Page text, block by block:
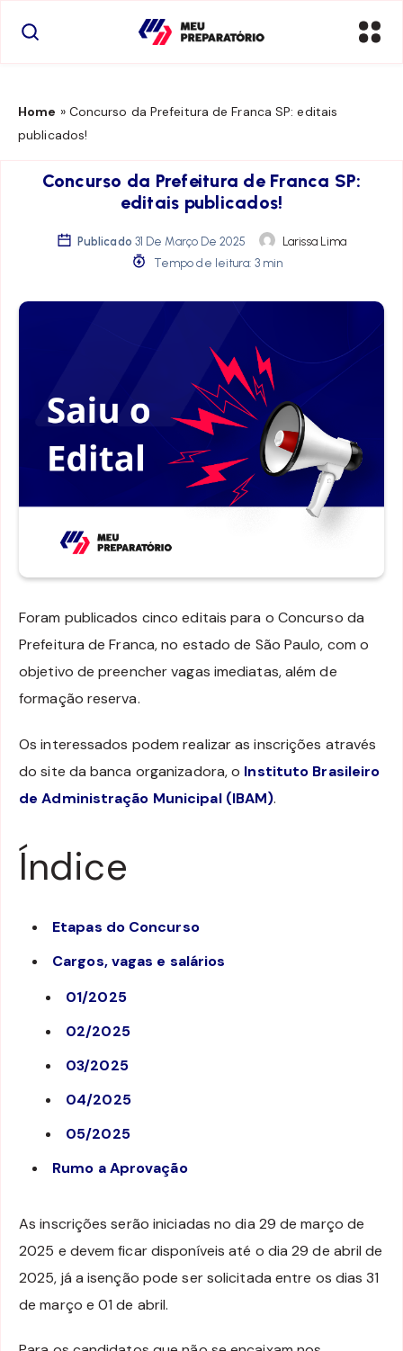
Home » Concurso da Prefeitura de Franca SP: editais
publicados!
Concurso da Prefeitura de Franca SP:
editais publicados!
Publicado 31 De Março De 2025
Larissa Lima
Tempo de leitura: 3 min
Foram publicados cinco editais para o Concurso da
Prefeitura de Franca, no estado de São Paulo, com o
objetivo de preencher vagas imediatas, além de
formação reserva.
Os interessados podem realizar as inscrições através
do site da banca organizadora, o Instituto Brasileiro
de Administração Municipal (IBAM).
Índice
Etapas do Concurso
Cargos, vagas e salários
01/2025
02/2025
03/2025
04/2025
05/2025
Rumo a Aprovação
As inscrições serão iniciadas no dia 29 de março de
2025 e devem ficar disponíveis até o dia 29 de abril de
2025, já a isenção pode ser solicitada entre os dias 31
de março e 01 de abril.